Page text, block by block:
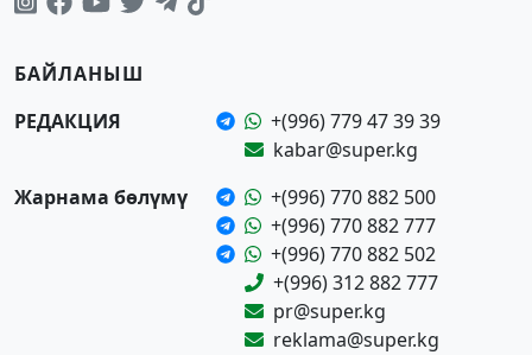
БАЙЛАНЫШ
РЕДАКЦИЯ
+(996) 779 47 39 39
kabar@super.kg
Жарнама бөлүмү
+(996) 770 882 500
+(996) 770 882 777
+(996) 770 882 502
+(996) 312 882 777
pr@super.kg
reklama@super.kg